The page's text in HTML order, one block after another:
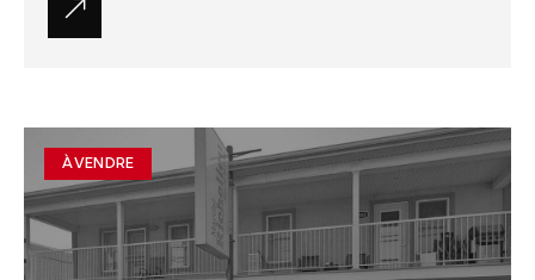
À VENDRE